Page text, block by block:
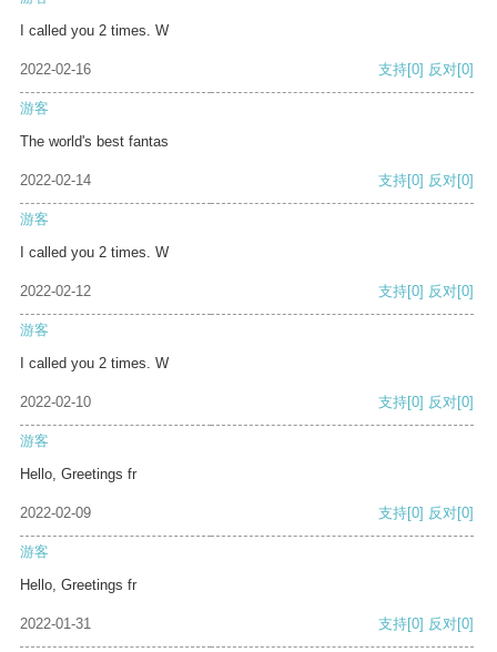
I called you 2 times. W
2022-02-16 支持[0] 反对[0]
游客
The world's best fantas
2022-02-14 支持[0] 反对[0]
游客
I called you 2 times. W
2022-02-12 支持[0] 反对[0]
游客
I called you 2 times. W
2022-02-10 支持[0] 反对[0]
游客
Hello, Greetings fr
2022-02-09 支持[0] 反对[0]
游客
Hello, Greetings fr
2022-01-31 支持[0] 反对[0]